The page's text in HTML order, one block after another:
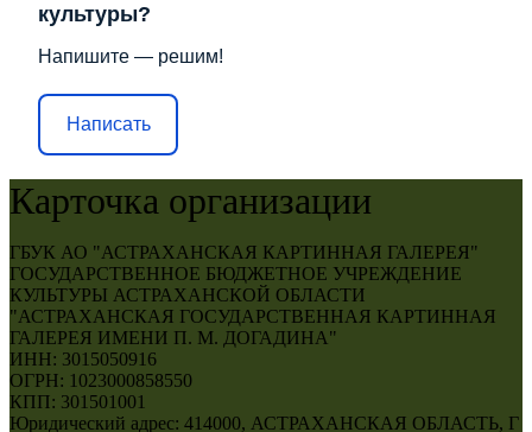
культуры?
Напишите — решим!
Написать
Карточка организации
ГБУК АО "АСТРАХАНСКАЯ КАРТИННАЯ ГАЛЕРЕЯ"
ГОСУДАРСТВЕННОЕ БЮДЖЕТНОЕ УЧРЕЖДЕНИЕ
КУЛЬТУРЫ АСТРАХАНСКОЙ ОБЛАСТИ
"АСТРАХАНСКАЯ ГОСУДАРСТВЕННАЯ КАРТИННАЯ
ГАЛЕРЕЯ ИМЕНИ П. М. ДОГАДИНА"
ИНН: 3015050916
ОГРН: 1023000858550
КПП: 301501001
Юридический адрес: 414000, АСТРАХАНСКАЯ ОБЛАСТЬ, Г